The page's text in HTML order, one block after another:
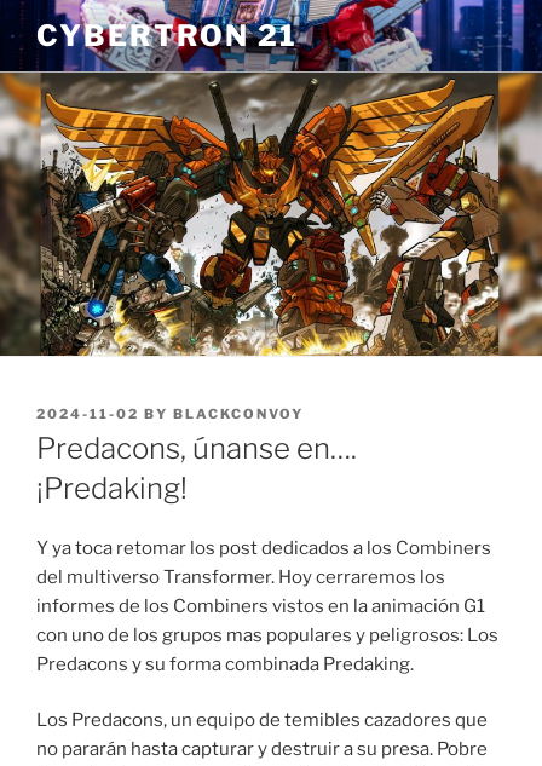
Skip
to
content
CYBERTRON 21
POSTED
ON
2024-11-02 BY BLACKCONVOY
Predacons, únanse en….
¡Predaking!
Y ya toca retomar los post dedicados a los Combiners
del multiverso Transformer. Hoy cerraremos los
informes de los Combiners vistos en la animación G1
con uno de los grupos mas populares y peligrosos: Los
Predacons y su forma combinada Predaking.
Los Predacons, un equipo de temibles cazadores que
no pararán hasta capturar y destruir a su presa. Pobre